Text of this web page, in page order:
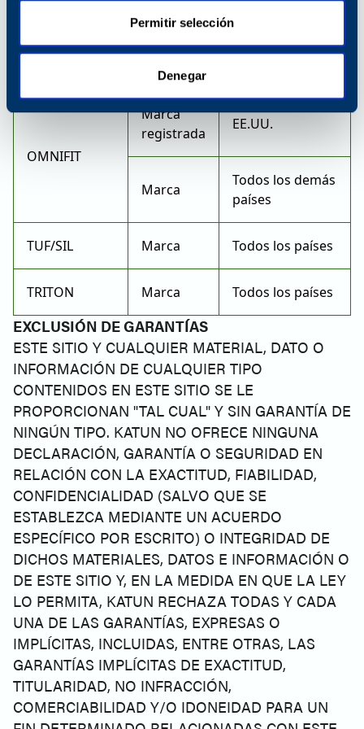
Permitir selección
Denegar
Marca
Todos los demás
OMNIFIT
Marca
registrada
EE.UU.
Marca
Todos los demás
países
TUF/SIL Marca Todos los países
TRITON Marca Todos los países
EXCLUSIÓN DE GARANTÍAS
ESTE SITIO Y CUALQUIER MATERIAL, DATO O
INFORMACIÓN DE CUALQUIER TIPO
CONTENIDOS EN ESTE SITIO SE LE
PROPORCIONAN "TAL CUAL" Y SIN GARANTÍA DE
NINGÚN TIPO. KATUN NO OFRECE NINGUNA
DECLARACIÓN, GARANTÍA O SEGURIDAD EN
RELACIÓN CON LA EXACTITUD, FIABILIDAD,
CONFIDENCIALIDAD (SALVO QUE SE
ESTABLEZCA MEDIANTE UN ACUERDO
ESPECÍFICO POR ESCRITO) O INTEGRIDAD DE
DICHOS MATERIALES, DATOS E INFORMACIÓN O
DE ESTE SITIO Y, EN LA MEDIDA EN QUE LA LEY
LO PERMITA, KATUN RECHAZA TODAS Y CADA
UNA DE LAS GARANTÍAS, EXPRESAS O
IMPLÍCITAS, INCLUIDAS, ENTRE OTRAS, LAS
GARANTÍAS IMPLÍCITAS DE EXACTITUD,
TITULARIDAD, NO INFRACCIÓN,
COMERCIABILIDAD Y/O IDONEIDAD PARA UN